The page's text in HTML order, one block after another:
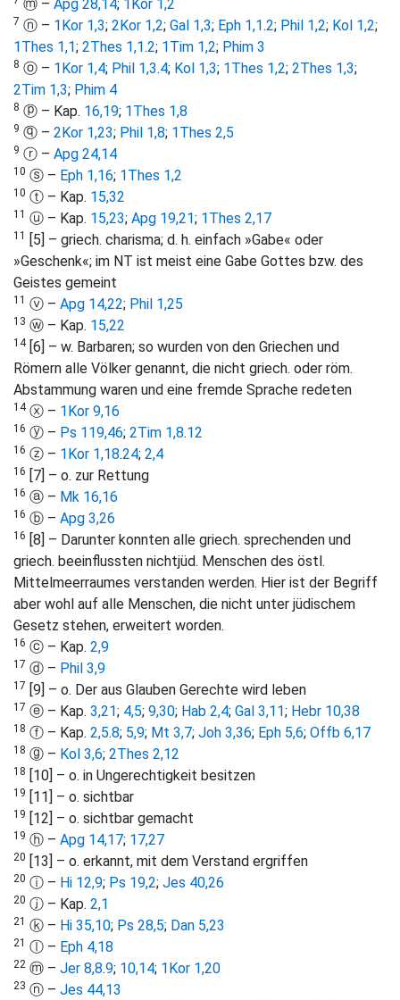
ⓜ – Apg 28,14; 1Kor 1,2
7 ⓝ – 1Kor 1,3; 2Kor 1,2; Gal 1,3; Eph 1,1.2; Phil 1,2; Kol 1,2;
1Thes 1,1; 2Thes 1,1.2; 1Tim 1,2; Phim 3
8 ⓞ – 1Kor 1,4; Phil 1,3.4; Kol 1,3; 1Thes 1,2; 2Thes 1,3;
2Tim 1,3; Phim 4
8 ⓟ – Kap. 16,19; 1Thes 1,8
9 ⓠ – 2Kor 1,23; Phil 1,8; 1Thes 2,5
9 ⓡ – Apg 24,14
10 ⓢ – Eph 1,16; 1Thes 1,2
10 ⓣ – Kap. 15,32
11 ⓤ – Kap. 15,23; Apg 19,21; 1Thes 2,17
11
[5] – griech. charisma; d. h. einfach »Gabe« oder
»Geschenk«; im NT ist meist eine Gabe Gottes bzw. des
Geistes gemeint
11 ⓥ – Apg 14,22; Phil 1,25
13 ⓦ – Kap. 15,22
14[6] – w. Barbaren; so wurden von den Griechen und
Römern alle Völker genannt, die nicht griech. oder röm.
Abstammung waren und eine fremde Sprache redeten
14ⓧ – 1Kor 9,16
16 ⓨ – Ps 119,46; 2Tim 1,8.12
16 ⓩ – 1Kor 1,18.24; 2,4
16 [7] – o. zur Rettung
16 ⓐ – Mk 16,16
16 ⓑ – Apg 3,26
16
[8] – Darunter konnten alle griech. sprechenden und
griech. beeinflussten nichtjüd. Menschen des östl.
Mittelmeerraumes verstanden werden. Hier ist der Begriff
aber wohl auf alle Menschen, die nicht unter jüdischem
Gesetz stehen, erweitert worden.
16 ⓒ – Kap. 2,9
17 ⓓ – Phil 3,9
17 [9] – o. Der aus Glauben Gerechte wird leben
17 ⓔ – Kap. 3,21; 4,5; 9,30; Hab 2,4; Gal 3,11; Hebr 10,38
18 ⓕ – Kap. 2,5.8; 5,9; Mt 3,7; Joh 3,36; Eph 5,6; Offb 6,17
18 ⓖ – Kol 3,6; 2Thes 2,12
18 [10] – o. in Ungerechtigkeit besitzen
19 [11] – o. sichtbar
19 [12] – o. sichtbar gemacht
19 ⓗ – Apg 14,17; 17,27
20 [13] – o. erkannt, mit dem Verstand ergriffen
20 ⓘ – Hi 12,9; Ps 19,2; Jes 40,26
20 ⓙ – Kap. 2,1
21 ⓚ – Hi 35,10; Ps 28,5; Dan 5,23
21 ⓛ – Eph 4,18
22 ⓜ – Jer 8,8.9; 10,14; 1Kor 1,20
23 ⓝ – Jes 44,13